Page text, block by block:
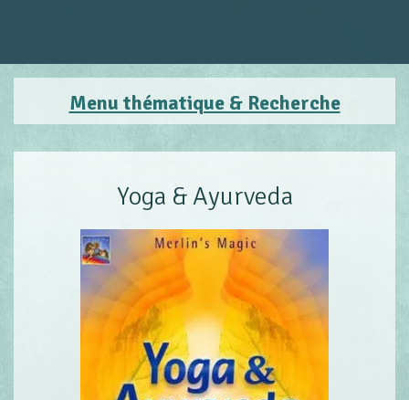
Menu thématique & Recherche
Yoga & Ayurveda